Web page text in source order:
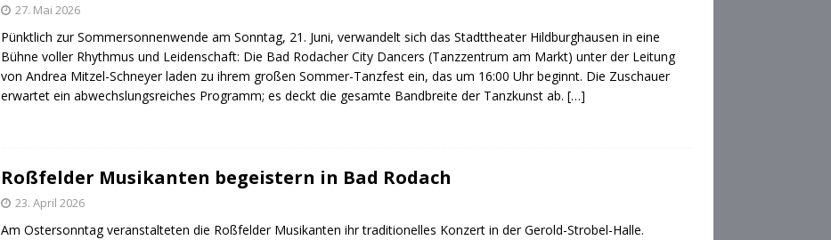
27. Mai 2026
Pünktlich zur Sommersonnenwende am Sonntag, 21. Juni, verwandelt sich das Stadttheater Hildburghausen in eine
Bühne voller Rhythmus und Leidenschaft: Die Bad Rodacher City Dancers (Tanzzentrum am Markt) unter der Leitung
von Andrea Mitzel-Schneyer laden zu ihrem großen Sommer-Tanzfest ein, das um 16:00 Uhr beginnt. Die Zuschauer
erwartet ein abwechslungsreiches Programm; es deckt die gesamte Bandbreite der Tanzkunst ab. […]
Roßfelder Musikanten begeistern in Bad Rodach
23. April 2026
Am Ostersonntag veranstalteten die Roßfelder Musikanten ihr traditionelles Konzert in der Gerold-Strobel-Halle.